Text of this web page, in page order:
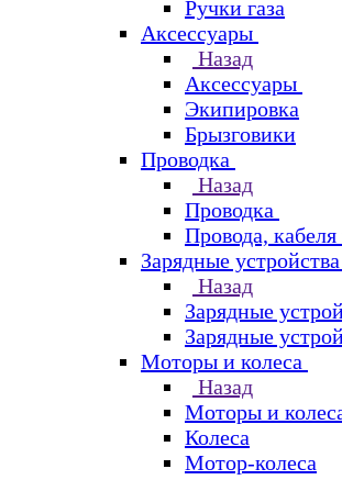
Ручки газа
Аксессуары
Назад
Аксессуары
Экипировка
Брызговики
Проводка
Назад
Проводка
Провода,
Зарядные устройства
Назад
Зарядные
Зарядные
Моторы и колеса
Назад
Моторы и
Колеса
Мотор-колеса